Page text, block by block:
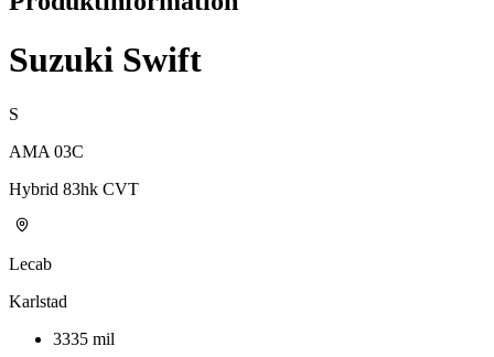
Suzuki Swift
S
AMA 03C
Hybrid 83hk CVT
Lecab
Karlstad
3335 mil